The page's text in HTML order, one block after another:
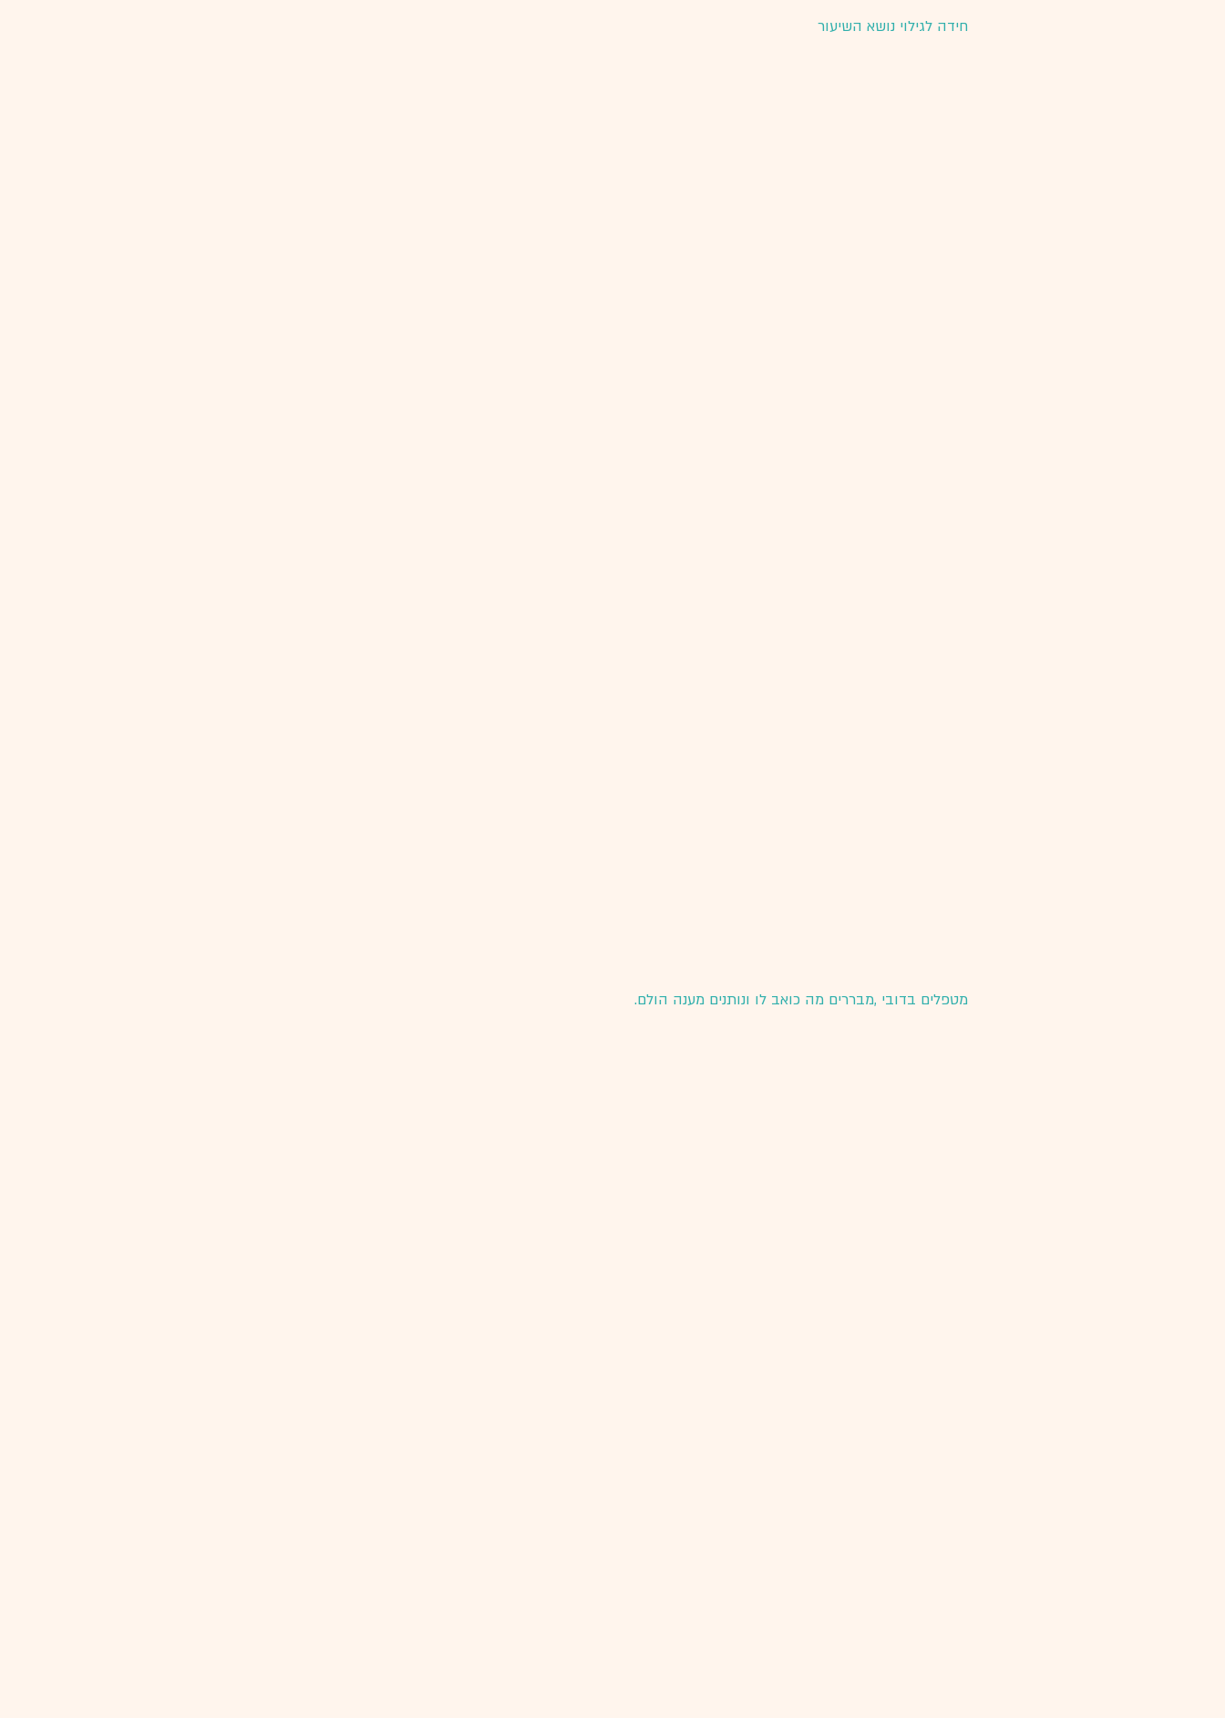
חידה לגילוי נושא השיעור
מטפלים בדובי ,מבררים מה כואב לו ונותנים מענה הולם.